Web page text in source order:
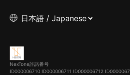
NexTone許諾番号
ID000006710 ID000006711 ID000006712